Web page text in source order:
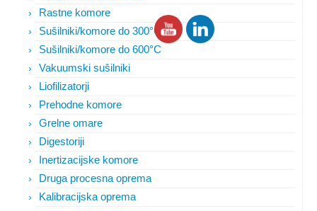
Rastne komore
Sušilniki/komore do 300°C
Sušilniki/komore do 600°C
Vakuumski sušilniki
Liofilizatorji
Prehodne komore
Grelne omare
Digestoriji
Inertizacijske komore
Druga procesna oprema
Kalibracijska oprema